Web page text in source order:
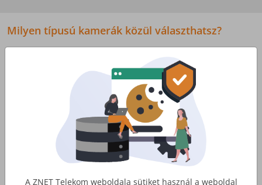
Milyen típusú kamerák közül választhatsz?
A ZNET Telekom weboldala sütiket használ a weboldal